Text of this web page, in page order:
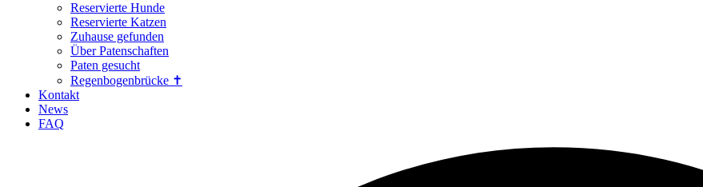
Reservierte Hunde
Reservierte Katzen
Zuhause gefunden
Über Patenschaften
Paten gesucht
Regenbogenbrücke ✝
Kontakt
News
FAQ